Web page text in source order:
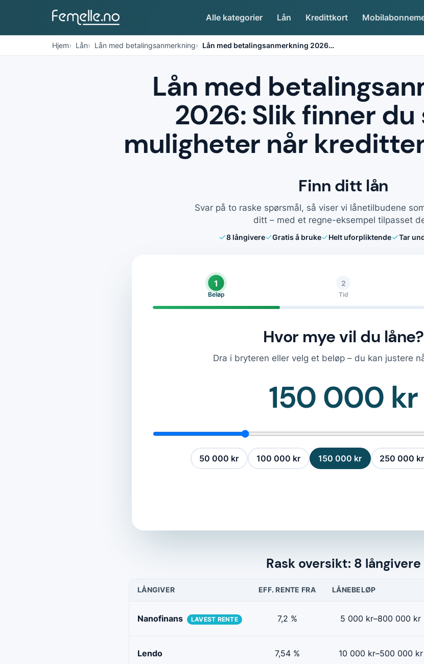
Alle kategorier Lån Kredittkort
Hjem Lån Lån med betalingsanmerkning Lån med betalingsanmerkning 2026…
Lån med
2026: Slik finner du
muligheter når
Finn ditt lån
Svar på to raske spørsmål, så viser vi lånetilbudene
ditt – med et regne-eksempel tilpasset
8långivere Gratis å bruke Helt uforpliktende Tar
1
Beløp
2
Tid
Hvor mye vil du låne?
Dra i bryteren eller velg et beløp – du kan justere
150 000 kr
50 000 kr 100 000 kr 150 000 kr 250 000 kr
Rask oversikt: 8 långivere
LÅNGIVER EFF. RENTE FRA LÅNEBELØP
Nanofinans LAVEST RENTE 7,2 % 5 000 kr–800 000 kr
Lendo 7,54 % 10 000 kr–500 000 kr